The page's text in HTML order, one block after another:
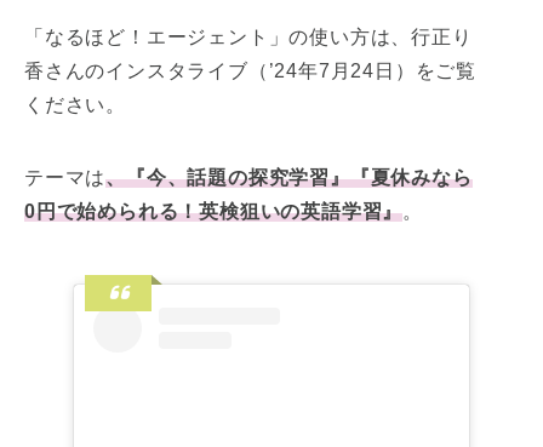
「なるほど！エージェント」の使い方は、行正り
香さんのインスタライブ（’24年7月24日）をご覧
ください。
テーマは、『今、話題の探究学習』『夏休みなら
0円で始められる！英検狙いの英語学習』。